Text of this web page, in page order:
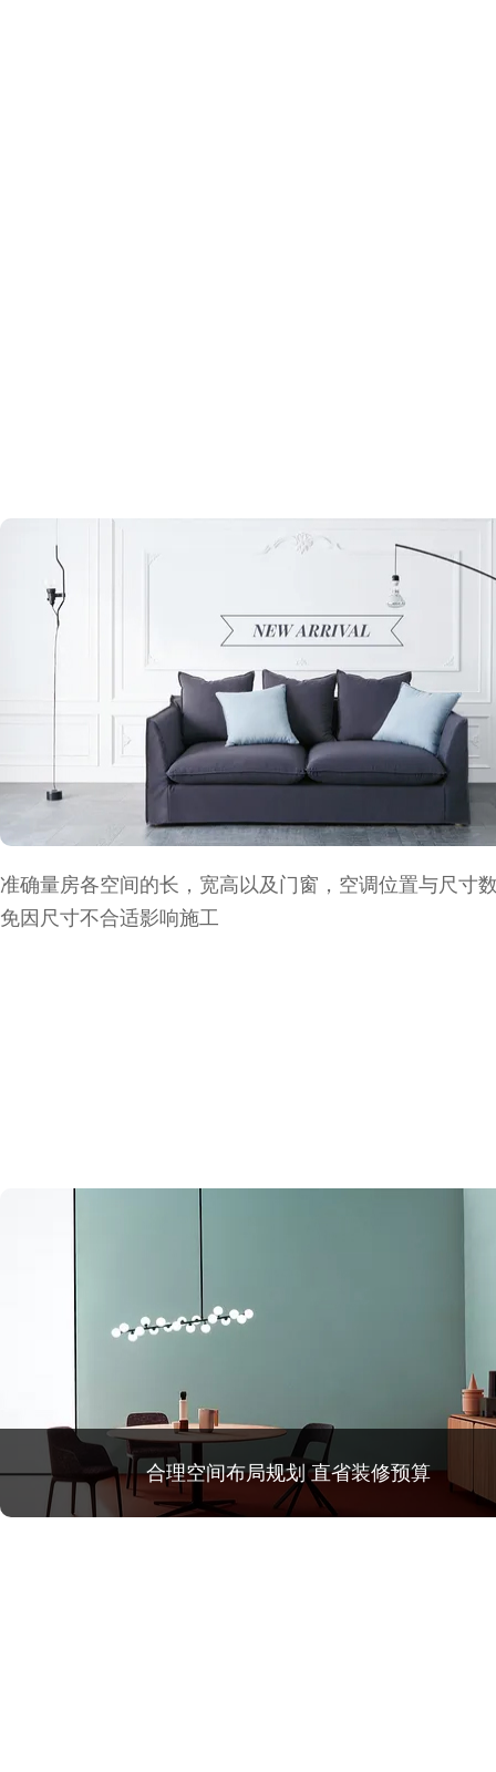
准确量房各空间的长，宽高以及门窗，空调位置与尺寸
免因尺寸不合适影响施工
合理空间布局规划 直省装修预算